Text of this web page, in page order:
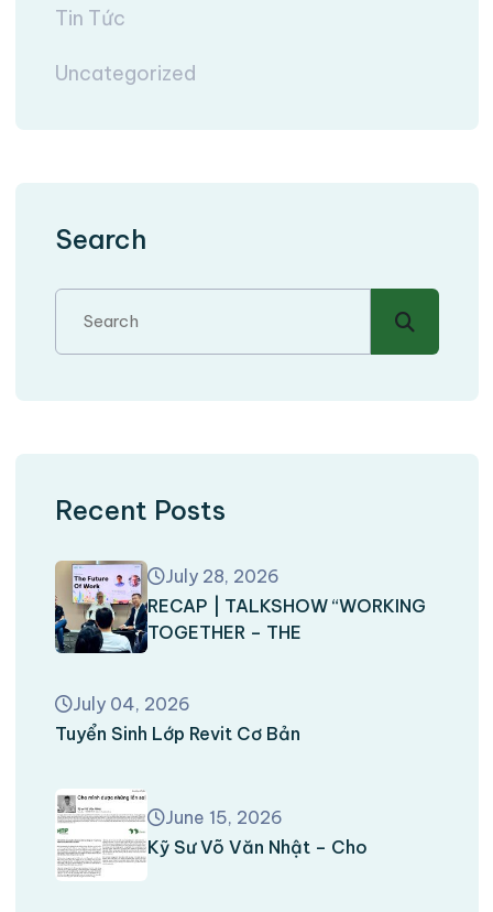
Tin Tức
Uncategorized
Search
Recent Posts
July 28, 2026
RECAP | TALKSHOW “WORKING
TOGETHER – THE
July 04, 2026
Tuyển Sinh Lớp Revit Cơ Bản
June 15, 2026
Kỹ Sư Võ Văn Nhật – Cho